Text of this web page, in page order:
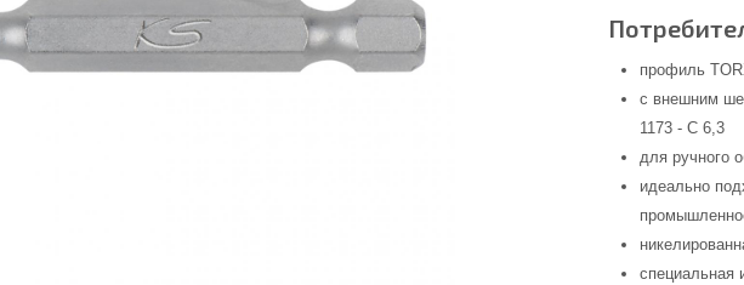
профиль
с внешним
1173 - C 6,3
для ручного
идеально
специальная